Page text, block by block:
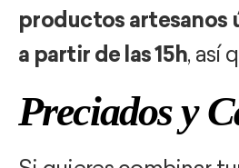
productos artesanos
a partir de las 15h, así
Preciados y